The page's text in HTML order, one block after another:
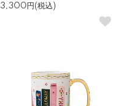
3,300円(税込)